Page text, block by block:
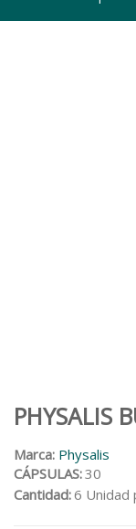
PHYSALIS
Marca: Physalis
CÁPSULAS:30
Cantidad:6 Unidad